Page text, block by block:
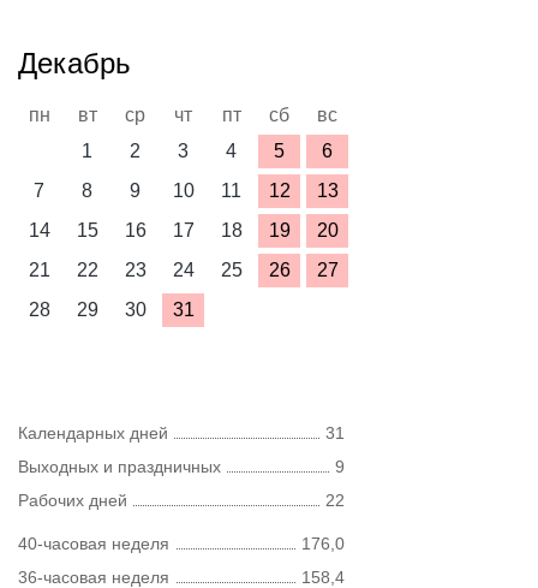
Декабрь
пн вт ср чт пт сб
вс
1
2 3 4 5
6
7
8 9 10 11 12
13
14
15 16 17 18 19
20
21
22 23 24 25 26
27
28
29 30 31
Календарных дней
31
Выходных и праздничных
9
Рабочих дней
22
40-часовая неделя
176,0
36-часовая неделя
158,4